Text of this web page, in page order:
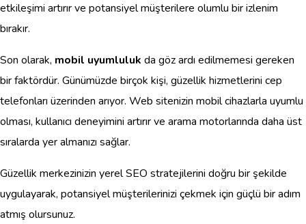
etkileşimi artırır ve potansiyel müşterilere olumlu bir izlenim
bırakır.
Son olarak, mobil uyumluluk da göz ardı edilmemesi gereken
bir faktördür. Günümüzde birçok kişi, güzellik hizmetlerini cep
telefonları üzerinden arıyor. Web sitenizin mobil cihazlarla uyumlu
olması, kullanıcı deneyimini artırır ve arama motorlarında daha üst
sıralarda yer almanızı sağlar.
Güzellik merkezinizin yerel SEO stratejilerini doğru bir şekilde
uygulayarak, potansiyel müşterilerinizi çekmek için güçlü bir adım
atmış olursunuz.